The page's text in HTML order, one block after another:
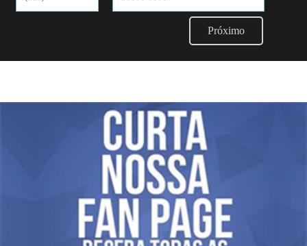
Próximo